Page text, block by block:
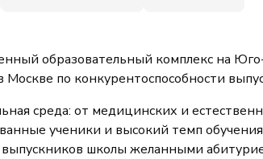
образовательный комплекс на
Москве по конкурентоспособности
среда: от медицинских и
ученики и высокий темп
школы желанными